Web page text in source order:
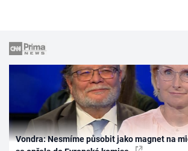
Vondra: Nesmíme působit jako magnet na